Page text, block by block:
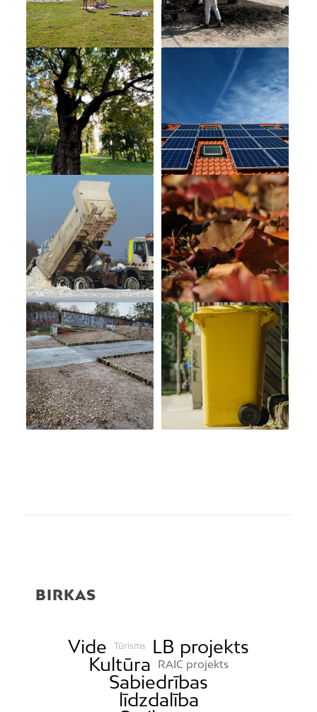
BIRKAS
Vide Tūrisms
LB projekts
Kultūra
RAIC projekts
Sabiedrības
līdzdalība